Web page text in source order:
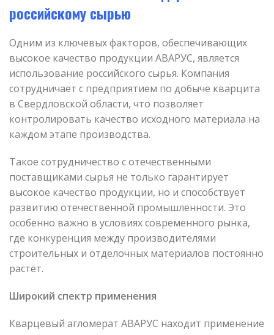
российскому сырью
Одним из ключевых факторов, обеспечивающих
высокое качество продукции АВАРУС, является
использование российского сырья. Компания
сотрудничает с предприятием по добыче кварцита
в Свердловской области, что позволяет
контролировать качество исходного материала на
каждом этапе производства.
Такое сотрудничество с отечественными
поставщиками сырья не только гарантирует
высокое качество продукции, но и способствует
развитию отечественной промышленности. Это
особенно важно в условиях современного рынка,
где конкуренция между производителями
строительных и отделочных материалов постоянно
растёт.
Широкий спектр применения
Кварцевый агломерат АВАРУС находит применение